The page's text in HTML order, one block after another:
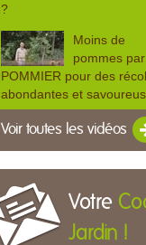
?
Moins de
pommes par
POMMIER pour des
abondantes et
Voir toutes les vidéos
Votre
Jardin !